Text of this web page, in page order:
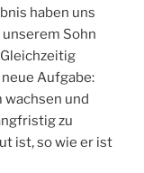
haben uns
Sohn
Aufgabe:
wachsen und
zu
ist, so wie er ist